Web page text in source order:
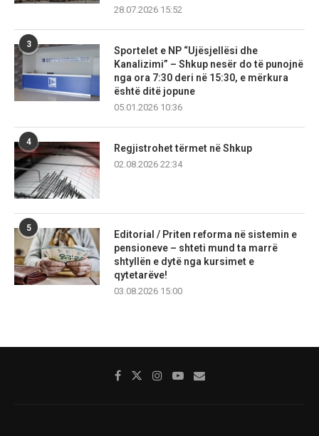
28.07.2026 15:52
3
Sportelet e NP “Ujësjellësi dhe
Kanalizimi” – Shkup nesër do të punojnë
nga ora 7:30 deri në 15:30, e mërkura
është ditë jopune
05.01.2026 10:36
4
Regjistrohet tërmet në Shkup
02.08.2026 22:34
5
Editorial / Priten reforma në sistemin e
pensioneve – shteti mund ta marrë
shtyllën e dytë nga kursimet e
qytetarëve!
03.08.2026 15:00